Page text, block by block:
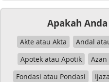
Apakah
Akte atau Akta Andal
Apotek atau Apotik
Fondasi atau Pondasi